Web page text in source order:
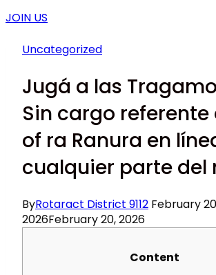
JOIN US
Uncategorized
Jugá a las
Sin cargo referente
of ra Ranura en
cualquier parte del
ByRotaract District 9112 February
2026February 20, 2026
Content